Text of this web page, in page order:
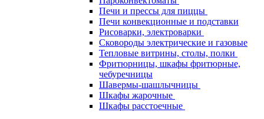
Печи и прессы для пиццы
Печи конвекционные и подставки
Рисоварки, электроварки
Сковороды электрические и газовые
Тепловые витрины, столы, полки
Фритюрницы, шкафы фритюрные,
чебуречницы
Шавермы-шашлычницы
Шкафы жарочные
Шкафы расстоечные